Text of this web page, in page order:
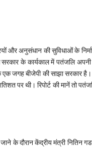
और अनुसंधान की सुविधाओं के
के कार्यकाल में पतंजलि अपनी
एक जगह बीजेपी की साझा सरकार
पर थी। रिपोर्ट की मानें तो
के दौरान केंद्रीय मंत्री नितिन